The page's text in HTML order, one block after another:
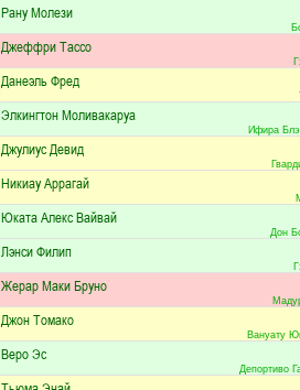
Рану Молези
Джеффри Тассо
Данеэль Фред
Элкингтон Моливакаруа
Ифира
Джулиус Девид
Никиау Аррагай
Юката Алекс Вайвай
Дон
Лэнси Филип
Жерар Маки Бруно
Джон Томако
Вануату
Веро Эс
Депортиво